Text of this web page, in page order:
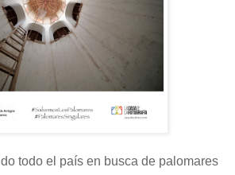
todo el país en busca de palomares